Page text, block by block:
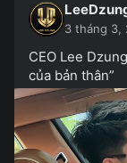
3 tháng 3,
CEO Lee
của bản thân”